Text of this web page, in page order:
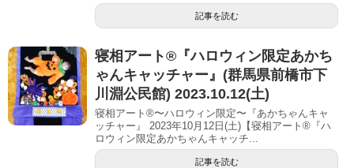
記事を読む
寝相アート®︎『ハロウィン限定あかち
ゃんキャッチャー』(群馬県前橋市下
川淵公民館) 2023.10.12(土)
寝相アート®〜ハロウィン限定〜『あかちゃんキャ
ッチャー』 2023年10月12日(土)【寝相アート®︎『ハ
ロウィン限定あかちゃんキャッチ...
記事を読む